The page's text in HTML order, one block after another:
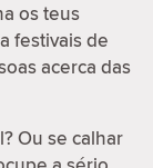
os teus
festivais de
acerca das
Ou se calhar